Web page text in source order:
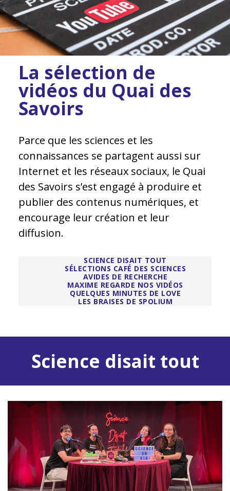
La sélection de
vidéos du Quai des
Savoirs
Parce que les sciences et les
connaissances se partagent aussi sur
Internet et les réseaux sociaux, le Quai
des Savoirs s’est engagé à produire et
publier des contenus numériques, et
encourage leur création et leur
diffusion.
SCIENCE DISAIT TOUT
SÉLECTIONS CAFÉ DES SCIENCES
AVIDES DE RECHERCHE
MAXIME REGARDE NOS VIDÉOS
QUELQUES MINUTES DE LOVE
LES BRAISES DE SPOLIUM
Science disait tout